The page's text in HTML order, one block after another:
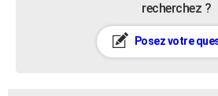
recherchez ?
Posez votre